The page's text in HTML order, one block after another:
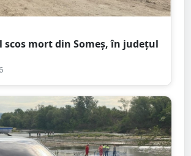
scos mort din Someș, în județul